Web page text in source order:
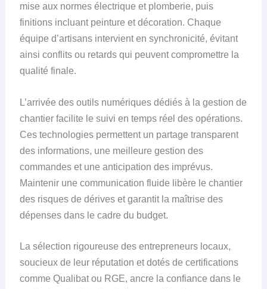
mise aux normes électrique et plomberie, puis
finitions incluant peinture et décoration. Chaque
équipe d’artisans intervient en synchronicité, évitant
ainsi conflits ou retards qui peuvent compromettre la
qualité finale.
L’arrivée des outils numériques dédiés à la gestion de
chantier facilite le suivi en temps réel des opérations.
Ces technologies permettent un partage transparent
des informations, une meilleure gestion des
commandes et une anticipation des imprévus.
Maintenir une communication fluide libère le chantier
des risques de dérives et garantit la maîtrise des
dépenses dans le cadre du budget.
La sélection rigoureuse des entrepreneurs locaux,
soucieux de leur réputation et dotés de certifications
comme Qualibat ou RGE, ancre la confiance dans le